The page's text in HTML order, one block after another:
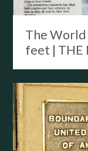
The
feet | THE